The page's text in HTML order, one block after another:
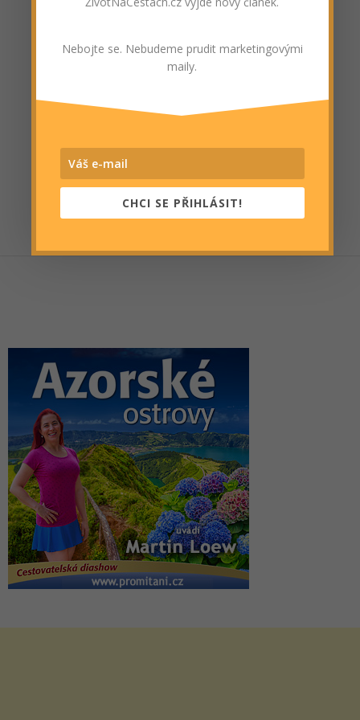
Nebojte se. Nebudeme prudit marketingovými
maily.
CHCI SE PŘIHLÁSIT!